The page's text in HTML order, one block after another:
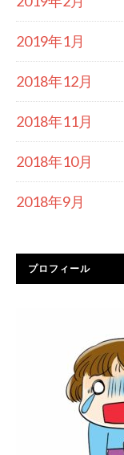
2019年1月
2018年12月
2018年11月
2018年10月
2018年9月
プロフィール